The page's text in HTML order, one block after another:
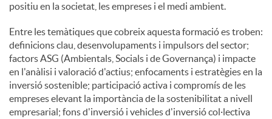
positiu en la societat, les empreses i el medi ambient.
Entre les temàtiques que cobreix aquesta formació es troben:
definicions clau, desenvolupaments i impulsors del sector;
factors ASG (Ambientals, Socials i de Governança) i impacte
en l'anàlisi i valoració d'actius; enfocaments i estratègies en la
inversió sostenible; participació activa i compromís de les
empreses elevant la importància de la sostenibilitat a nivell
empresarial; fons d'inversió i vehicles d'inversió col·lectiva